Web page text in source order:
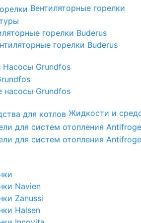
Вентиляторные горелки
горелки Buderus
горелки Buderus
Насосы Grundfos
насосы Grundfos
Жидкости и
Navien
Zanussi
Halsen